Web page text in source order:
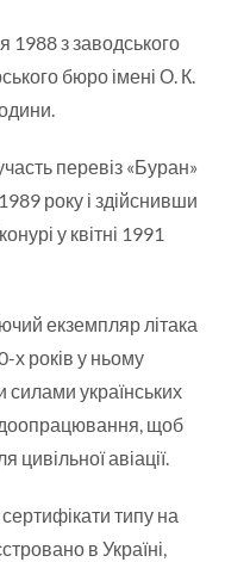
1988 з заводського
бюро імені О. К.
перевіз «Буран»
року і здійснивши
у квітні 1991
екземпляр літака
х років у ньому
силами українських
доопрацювання, щоб
цивільної авіації.
типу на
в Україні,